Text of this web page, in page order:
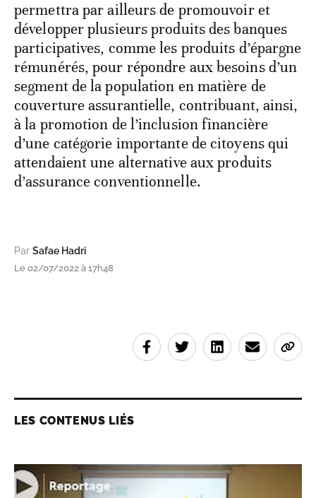
permettra par ailleurs de promouvoir et
développer plusieurs produits des banques
participatives, comme les produits d’épargne
rémunérés, pour répondre aux besoins d’un
segment de la population en matière de
couverture assurantielle, contribuant, ainsi,
à la promotion de l’inclusion financière
d’une catégorie importante de citoyens qui
attendaient une alternative aux produits
d’assurance conventionnelle.
Par Safae Hadri
Le 02/07/2022 à 17h48
LES CONTENUS LIÉS